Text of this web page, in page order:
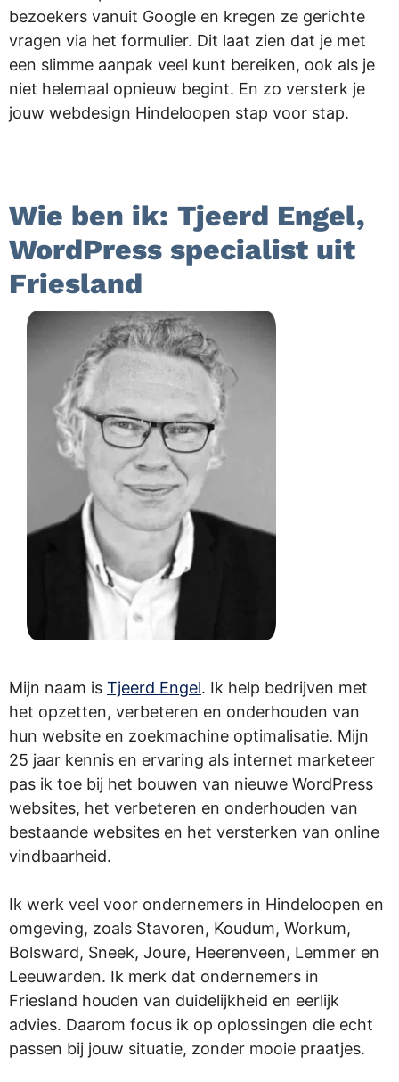
bezoekers vanuit Google en kregen ze gerichte
vragen via het formulier. Dit laat zien dat je met
een slimme aanpak veel kunt bereiken, ook als je
niet helemaal opnieuw begint. En zo versterk je
jouw webdesign Hindeloopen stap voor stap.
Wie ben ik: Tjeerd Engel,
WordPress specialist uit
Friesland
Mijn naam is Tjeerd Engel. Ik help bedrijven met
het opzetten, verbeteren en onderhouden van
hun website en zoekmachine optimalisatie. Mijn
25 jaar kennis en ervaring als internet marketeer
pas ik toe bij het bouwen van nieuwe WordPress
websites, het verbeteren en onderhouden van
bestaande websites en het versterken van online
vindbaarheid.
Ik werk veel voor ondernemers in Hindeloopen en
omgeving, zoals Stavoren, Koudum, Workum,
Bolsward, Sneek, Joure, Heerenveen, Lemmer en
Leeuwarden. Ik merk dat ondernemers in
Friesland houden van duidelijkheid en eerlijk
advies. Daarom focus ik op oplossingen die echt
passen bij jouw situatie, zonder mooie praatjes.